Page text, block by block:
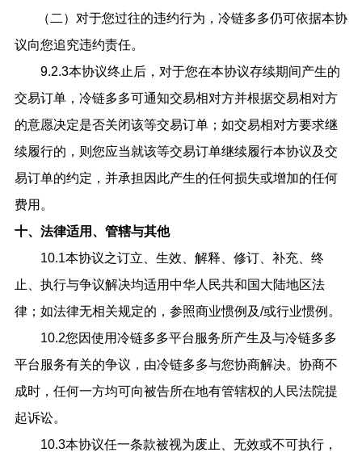
（二）对于您过往的违约行为，冷链多多仍可依据本协
议向您追究违约责任。
9.2.3本协议终止后，对于您在本协议存续期间产生的
交易订单，冷链多多可通知交易相对方并根据交易相对方
的意愿决定是否关闭该等交易订单；如交易相对方要求继
续履行的，则您应当就该等交易订单继续履行本协议及交
易订单的约定，并承担因此产生的任何损失或增加的任何
费用。
十、法律适用、管辖与其他
10.1本协议之订立、生效、解释、修订、补充、终
止、执行与争议解决均适用中华人民共和国大陆地区法
律；如法律无相关规定的，参照商业惯例及/或行业惯例。
10.2您因使用冷链多多平台服务所产生及与冷链多多
平台服务有关的争议，由冷链多多与您协商解决。协商不
成时，任何一方均可向被告所在地有管辖权的人民法院提
起诉讼。
10.3本协议任一条款被视为废止、无效或不可执行，